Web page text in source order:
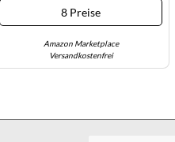
8 Preise
Amazon Marketplace
Versandkostenfrei